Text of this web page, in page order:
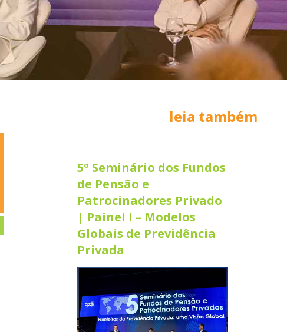
leia também
5º Seminário dos Fundos
de Pensão e
Patrocinadores Privado
| Painel I – Modelos
Globais de Previdência
Privada